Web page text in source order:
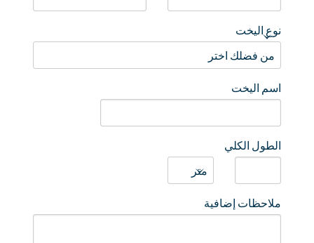
نوع اليخت
اسم اليخت
الطول الكلي
ملاحظات إضافية